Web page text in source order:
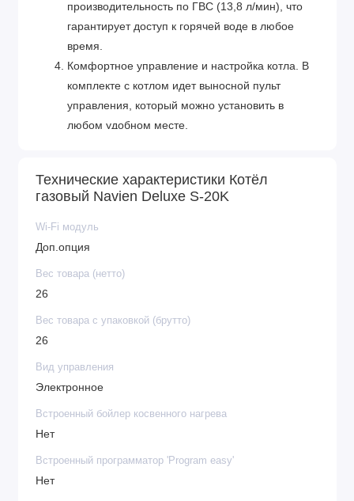
производительность по ГВС (13,8 л/мин), что
гарантирует доступ к горячей воде в любое
время.
Комфортное управление и настройка котла. В
комплекте с котлом идет выносной пульт
управления, который можно установить в
любом удобном месте.
производства.
Технические характеристики Котёл
газовый Navien Deluxe S-20K
Wi-Fi модуль
Доп.опция
Вес товара (нетто)
26
Вес товара с упаковкой (брутто)
26
Вид управления
Электронное
Встроенный бойлер косвенного нагрева
Нет
Встроенный программатор 'Program easy'
Нет